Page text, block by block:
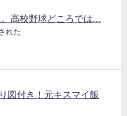
高校野球どころでは...
れた
図付き！元キスマイ飯